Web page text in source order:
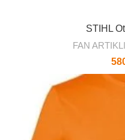
STIHL
FAN ARTIKLI